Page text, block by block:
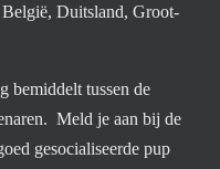
Duitsland, Groot-
bemiddelt tussen de
Meld je aan bij de
gesocialiseerde pup